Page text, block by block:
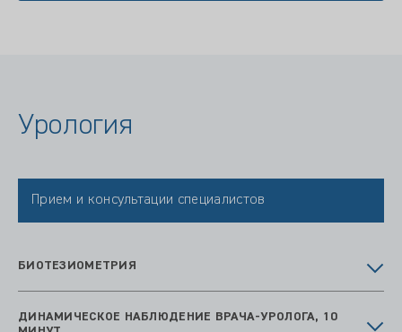
Урология
Прием и консультации специалистов
БИОТЕЗИОМЕТРИЯ
ДИНАМИЧЕСКОЕ НАБЛЮДЕНИЕ ВРАЧА-УРОЛОГА, 10